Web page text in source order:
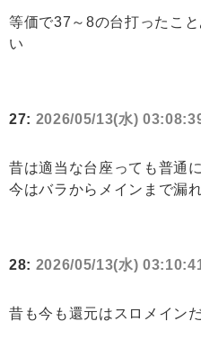
等価で37～8の台打ったこ
い
27: 2026/05/13(水)
昔は適当な台座っても普通
今はバラからメインまで漏
28: 2026/05/13(水)
昔も今も還元はスロメイン